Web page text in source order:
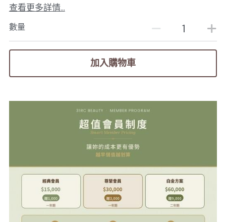
查看更多詳情...
數量
加入購物車